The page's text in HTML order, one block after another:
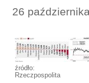
26
źródło:
Rzeczpospolita